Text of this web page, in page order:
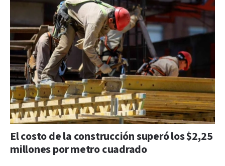
El costo de la construcción superó los $2,25
millones por metro cuadrado